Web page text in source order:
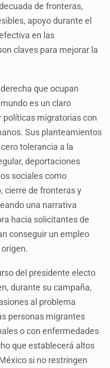
de fronteras,
apoyo durante el
en las
claves para mejorar la
que ocupan
es un claro
políticas migratorias con
Sus planteamientos
tolerancia a la
deportaciones
sociales como
cierre de fronteras y
una narrativa
hacia solicitantes de
conseguir un empleo
del presidente electo
durante su campaña,
al problema
personas migrantes
o con enfermedades
que establecerá altos
si no restringen